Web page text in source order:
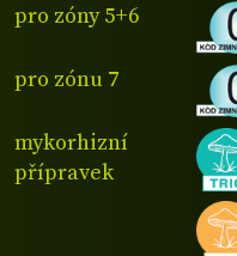
pro zóny 5+6
pro zónu 7
mykorhizní
přípravek